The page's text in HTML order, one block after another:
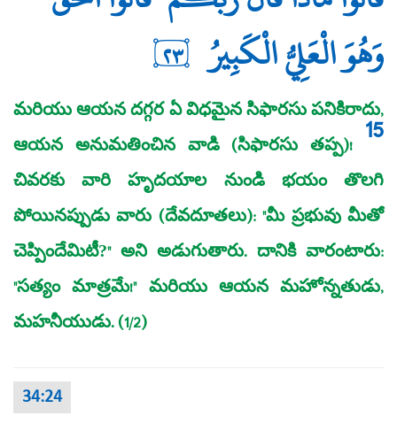
وَهُوَ الْعَلِيُّ الْكَبِيرُ ٢٣
మరియు ఆయన దగ్గర ఏ విధమైన సిఫారసు పనికిరాదు,
ఆయన అనుమతించిన వాడి (సిఫారసు తప్ప)! 15
చివరకు వారి హృదయాల నుండి భయం తొలగి
పోయినప్పుడు వారు (దేవదూతలు): "మీ ప్రభువు మీతో
చెప్పిందేమిటీ?" అని అడుగుతారు. దానికి వారంటారు:
"సత్యం మాత్రమే!" మరియు ఆయన మహోన్నతుడు,
మహనీయుడు. (1/2)
34:24